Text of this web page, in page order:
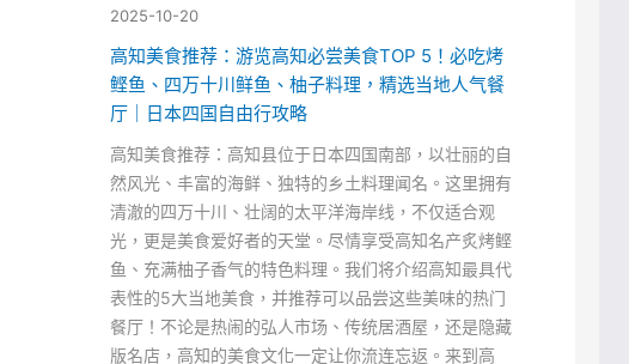
2025-10-20
高知美食推荐：游览高知必尝美食TOP 5！必吃烤
鲣鱼、四万十川鲜鱼、柚子料理，精选当地人气餐
厅｜日本四国自由行攻略
高知美食推荐：高知县位于日本四国南部，以壮丽的自
然风光、丰富的海鲜、独特的乡土料理闻名。这里拥有
清澈的四万十川、壮阔的太平洋海岸线，不仅适合观
光，更是美食爱好者的天堂。尽情享受高知名产炙烤鲣
鱼、充满柚子香气的特色料理。我们将介绍高知最具代
表性的5大当地美食，并推荐可以品尝这些美味的热门
餐厅！不论是热闹的弘人市场、传统居酒屋，还是隐藏
版名店，高知的美食文化一定让你流连忘返。来到高